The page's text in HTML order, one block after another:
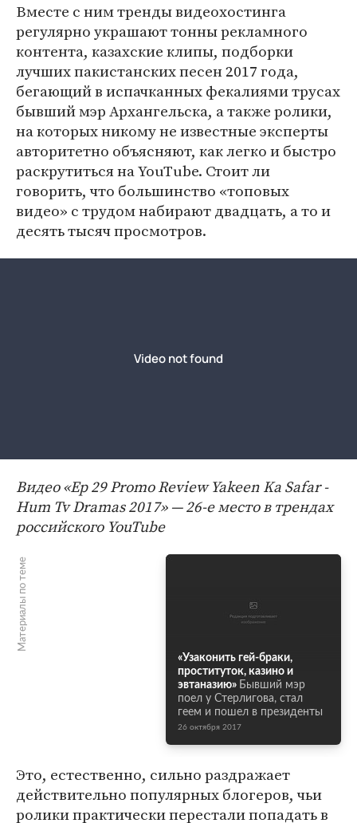
Вместе с ним тренды видеохостинга
регулярно украшают тонны рекламного
контента, казахские клипы, подборки
лучших пакистанских песен 2017 года,
бегающий в испачканных фекалиями трусах
бывший мэр Архангельска, а также ролики,
на которых никому не известные эксперты
авторитетно объясняют, как легко и быстро
раскрутиться на YouTube. Стоит ли
говорить, что большинство «топовых
видео» с трудом набирают двадцать, а то и
десять тысяч просмотров.
Видео «Ep 29 Promo Review Yakeen Ka Safar -
Hum Tv Dramas 2017» — 26-е место в трендах
российского YouTube
Материалы по теме
«Узаконить гей-браки,
проституток, казино и
эвтаназию» Бывший мэр
поел у Стерлигова, стал
геем и пошел в президенты
26 октября 2017
Это, естественно, сильно раздражает
действительно популярных блогеров, чьи
ролики практически перестали попадать в